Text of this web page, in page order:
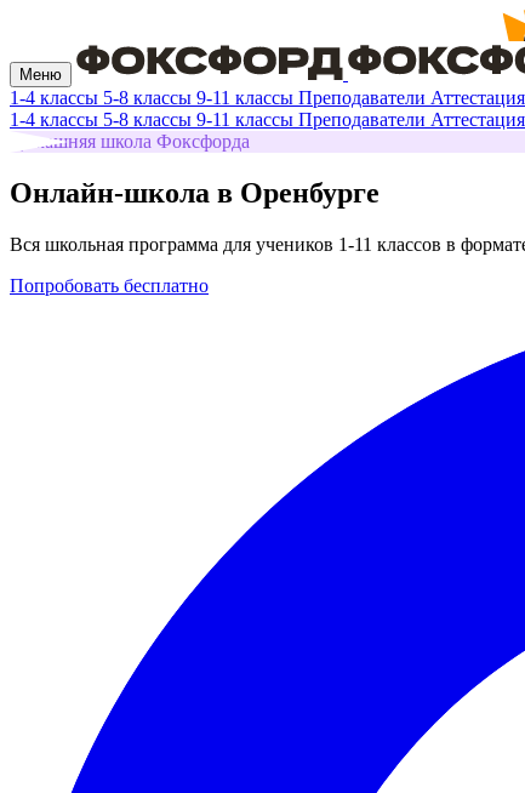
Меню
1-4 классы 5-8 классы 9-11 классы Преподаватели Аттестация
1-4 классы 5-8 классы 9-11 классы Преподаватели Аттестация
Домашняя школа Фоксфорда
Онлайн-школа в Оренбурге
Вся школьная программа для учеников 1‑11 классов в
Попробовать бесплатно